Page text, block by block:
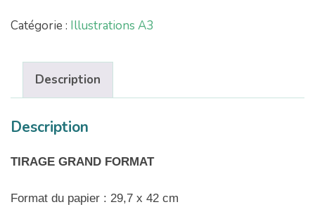
Catégorie : Illustrations A3
Description
Description
TIRAGE GRAND FORMAT
Format du papier : 29,7 x 42 cm